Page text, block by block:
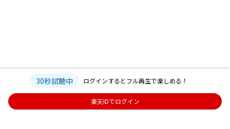
30秒試聴中 ログインするとフル再生で楽しめる！
楽天IDでログイン